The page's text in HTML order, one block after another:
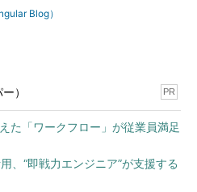
Blog）
） PR
た「ワークフロー」が従業員満足
、“即戦力エンジニア”が支援する